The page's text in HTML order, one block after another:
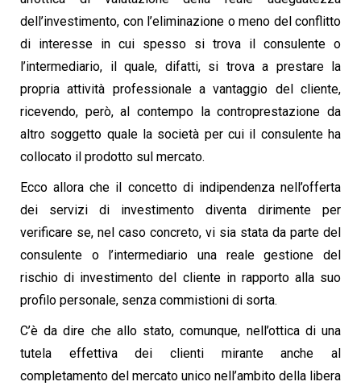
dell’investimento, con l’eliminazione o meno del conflitto
di interesse in cui spesso si trova il consulente o
l’intermediario, il quale, difatti, si trova a prestare la
propria attività professionale a vantaggio del cliente,
ricevendo, però, al contempo la controprestazione da
altro soggetto quale la società per cui il consulente ha
collocato il prodotto sul mercato.
Ecco allora che il concetto di indipendenza nell’offerta
dei servizi di investimento diventa dirimente per
verificare se, nel caso concreto, vi sia stata da parte del
consulente o l’intermediario una reale gestione del
rischio di investimento del cliente in rapporto alla suo
profilo personale, senza commistioni di sorta.
C’è da dire che allo stato, comunque, nell’ottica di una
tutela effettiva dei clienti mirante anche al
completamento del mercato unico nell’ambito della libera